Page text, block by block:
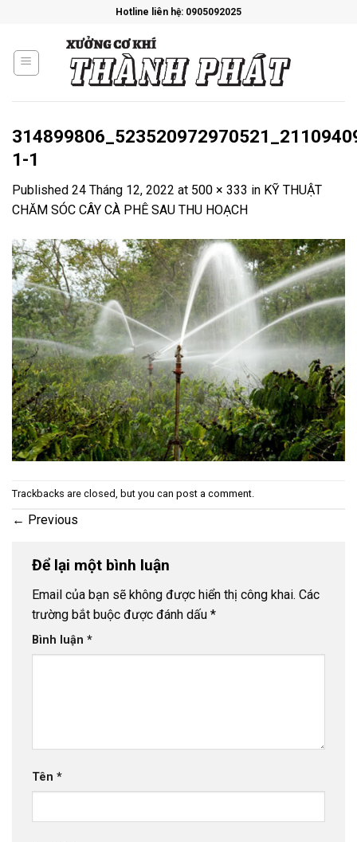
content
Hotline liên hệ: 0905092025
1-1
Published 24 Tháng 12, 2022 at 500 × 333 in KỸ THUẬT
CHĂM SÓC CÂY CÀ PHÊ SAU THU HOẠCH
Trackbacks are closed, but you can post a comment
← Previous
Để lại một bình luận
Email của bạn sẽ không được hiển thị công khai. Các
trường bắt buộc được đánh dấu *
Bình luận *
Tên *